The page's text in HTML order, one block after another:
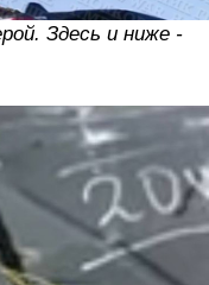
Здесь и ниже -